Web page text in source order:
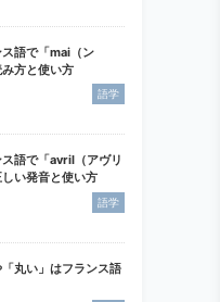
ス語で「mai（ン
方と使い方
語学
ス語で「avril（アヴリ
い発音と使い方
語学
「丸い」はフランス語